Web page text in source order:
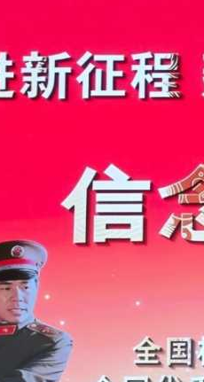
老山红色研学活动圆满结